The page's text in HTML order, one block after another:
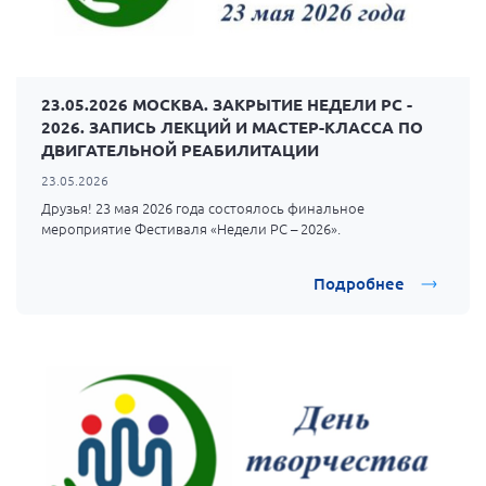
Мурманская область
Новосибирская область
Омская область
Пензенская область
Республика Калмыкия
Республика Хакасия
Ростовская область
г. Санкт-Петербург
23.05.2026 МОСКВА. ЗАКРЫТИЕ НЕДЕЛИ РС -
2026. ЗАПИСЬ ЛЕКЦИЙ И МАСТЕР-КЛАССА ПО
ДВИГАТЕЛЬНОЙ РЕАБИЛИТАЦИИ
23.05.2026
Друзья! 23 мая 2026 года состоялось финальное
мероприятие Фестиваля «Недели РС – 2026».
Подробнее